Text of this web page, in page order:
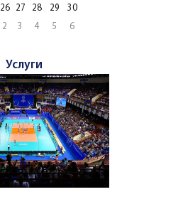
26 27 28 29
30
2 3 4 5 6
Услуги